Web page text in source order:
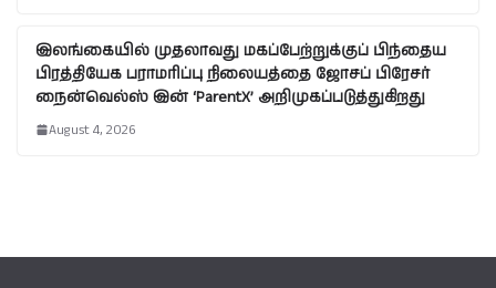
இலங்கையில் முதலாவது மகப்பேற்றுக்குப் பிந்தைய
பிரத்தியேக பராமரிப்பு நிலையத்தை ஜோசப் பிரேசர்
நைன்வெல்ஸ் இன் ‘ParentX’ அறிமுகப்படுத்துகிறது
August 4, 2026